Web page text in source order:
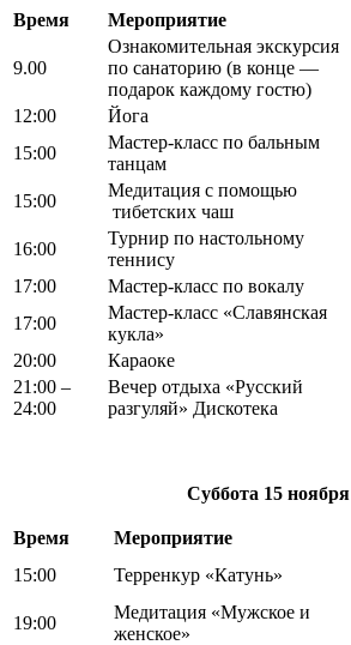
Время Мероприятие
9.00
Ознакомительная экскурсия
по санаторию (в конце —
подарок каждому гостю)
12:00 Йога
15:00
Мастер-класс по бальным
танцам
15:00
Медитация с помощью
тибетских чаш
16:00
Турнир по настольному
теннису
17:00
Мастер-класс по вокалу
17:00
Мастер-класс «Славянская
кукла»
20:00
Караоке
21:00 –
24:00
Вечер отдыха «Русский
разгуляй» Дискотека
Суббота 15 ноября
Время Мероприятие
15:00
Терренкур «Катунь»
19:00
Медитация «Мужское и
женское»